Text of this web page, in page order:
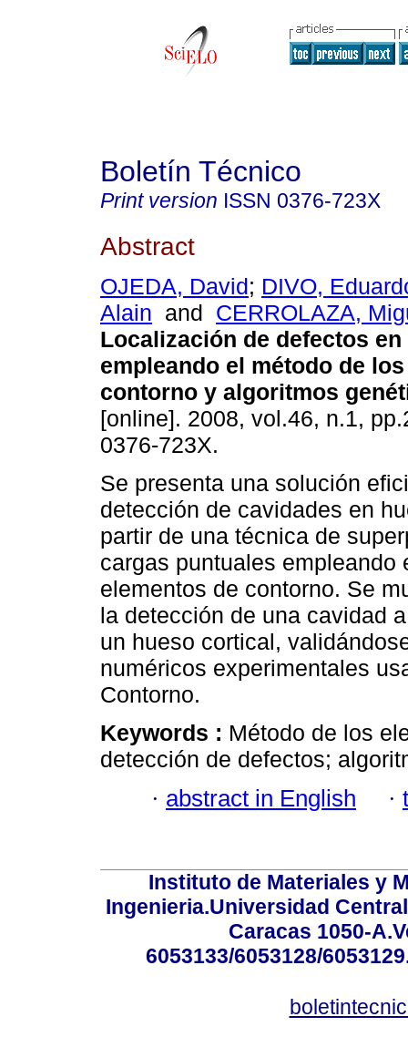
Boletín Técnico
Print version ISSN 0376-723X
Abstract
OJEDA, David; DIVO,
Alain and CERROLAZA,
Localización de defectos
empleando el método de
contorno y algoritmos
[online]. 2008, vol.46, n.1,
0376-723X.
Se presenta una solución
detección de cavidades en
partir de una técnica de
cargas puntuales empleando
elementos de contorno. Se
la detección de una cavidad
un hueso cortical,
numéricos experimentales
Contorno.
Keywords : Método de los
detección de defectos;
· abstract in English ·
Instituto de Materiales y
Ingenieria.Universidad
Caracas 1050-
6053133/6053128/